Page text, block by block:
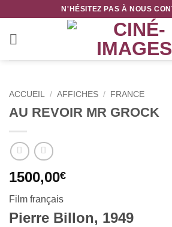
contenu
N'HÉSITEZ PAS À NOUS
ACCUEIL / AFFICHES / FRANCE
AU REVOIR MR GROCK
1500,00€
Film français
Pierre Billon, 1949